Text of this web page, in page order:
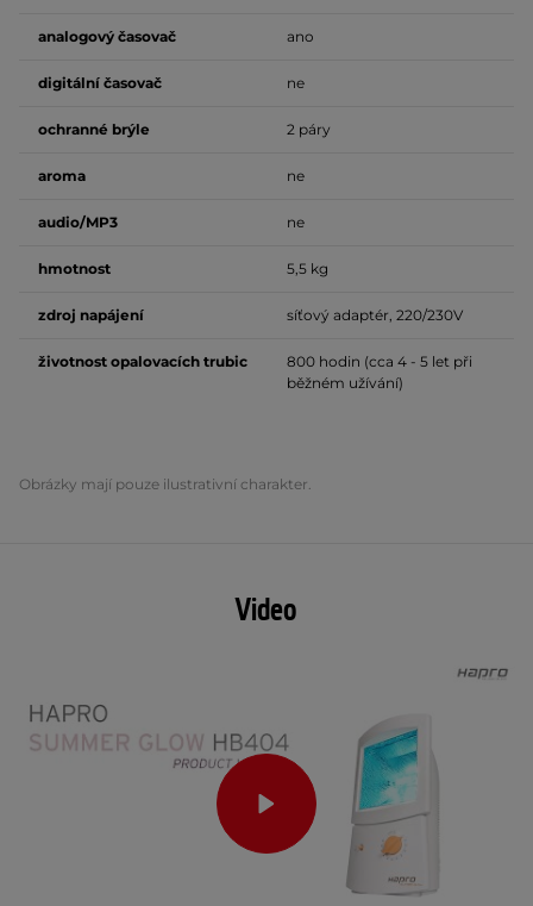
analogový časovač ano
digitální časovač ne
ochranné brýle 2 páry
aroma ne
audio/MP3 ne
hmotnost 5,5 kg
zdroj napájení síťový adaptér, 220/230V
životnost opalovacích trubic
800 hodin (cca 4 - 5 let při
běžném užívání)
Obrázky mají pouze ilustrativní charakter.
Video